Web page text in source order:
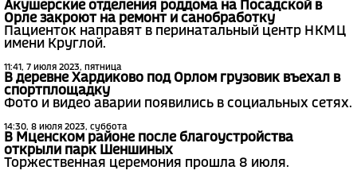
Акушерские отделения роддома на Посадской в
Орле закроют на ремонт и санобработку
Пациенток направят в перинатальный центр НКМЦ
имени Круглой.
11:41, 7 июля 2023, пятница
В деревне Хардиково под Орлом грузовик въехал в
спортплощадку
Фото и видео аварии появились в социальных сетях.
14:30, 8 июля 2023, суббота
В Мценском районе после благоустройства
открыли парк Шеншиных
Торжественная церемония прошла 8 июля.